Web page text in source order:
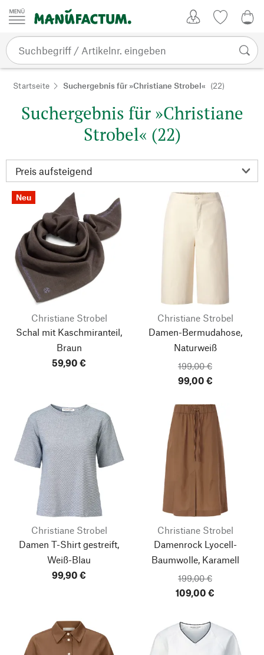
Zum Inhalt springen
Startseite Suchergebnis für »Christiane Strobel« (22)
Suchergebnis für »Christiane
Strobel« (22)
Neu
Christiane Strobel
Schal mit Kaschmiranteil,
Braun
59,90 €
Christiane Strobel
Damen-Bermudahose,
Naturweiß
199,00 €
99,00 €
Christiane Strobel
Damen T-Shirt gestreift,
Weiß-Blau
99,90 €
Christiane Strobel
Damenrock Lyocell-
Baumwolle, Karamell
199,00 €
109,00 €